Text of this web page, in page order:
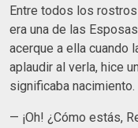
Entre todos los
era una de las
acerque a ella cuando
aplaudir al verla, hice
significaba nacimiento.
— ¡Oh! ¿Cómo estás,